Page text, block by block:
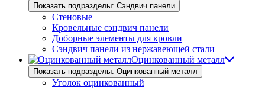
Показать подразделы: Сэндвич панели
Стеновые
Кровельные сэндвич панели
Доборные элементы для кровли
Сэндвич панели из нержавеющей стали
Оцинкованный металл
Показать подразделы: Оцинкованный металл
Уголок оцинкованный